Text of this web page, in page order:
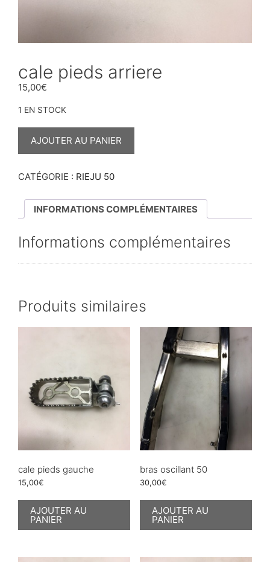
cale pieds arriere
15,00€
1 EN STOCK
QUANTITÉ
AJOUTER AU PANIER
CATÉGORIE : RIEJU 50
INFORMATIONS COMPLÉMENTAIRES
Informations complémentaires
Produits similaires
cale pieds gauche
15,00€
AJOUTER AU
PANIER
bras oscillant 50
30,00€
AJOUTER AU
PANIER